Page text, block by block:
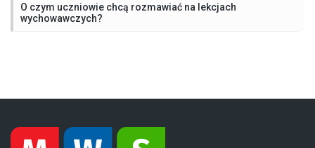
O czym uczniowie chcą rozmawiać na lekcjach
wychowawczych?